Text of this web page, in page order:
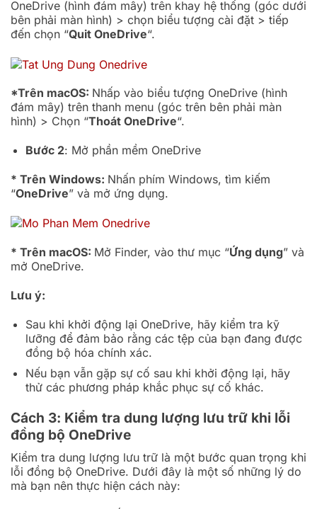
OneDrive (hình đám mây) trên khay hệ thống (góc dưới
bên phải màn hình) > chọn biểu tượng cài đặt > tiếp
đến chọn “Quit OneDrive“.
*Trên macOS: Nhấp vào biểu tượng OneDrive (hình
đám mây) trên thanh menu (góc trên bên phải màn
hình) > Chọn “Thoát OneDrive“.
Bước 2: Mở phần mềm OneDrive
* Trên Windows: Nhấn phím Windows, tìm kiếm
“OneDrive” và mở ứng dụng.
* Trên macOS: Mở Finder, vào thư mục “Ứng dụng” và
mở OneDrive.
Lưu ý:
Sau khi khởi động lại OneDrive, hãy kiểm tra kỹ
lưỡng để đảm bảo rằng các tệp của bạn đang được
đồng bộ hóa chính xác.
Nếu bạn vẫn gặp sự cố sau khi khởi động lại, hãy
thử các phương pháp khắc phục sự cố khác.
Cách 3: Kiểm tra dung lượng lưu trữ khi lỗi
đồng bộ OneDrive
Kiểm tra dung lượng lưu trữ là một bước quan trọng khi
lỗi đồng bộ OneDrive. Dưới đây là một số những lý do
mà bạn nên thực hiện cách này: